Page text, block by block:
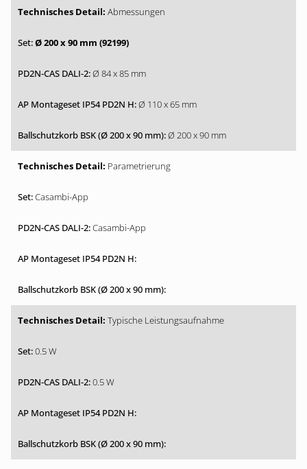
Abmessungen
Ø 200 x 90 mm (92199)
Ø 84 x 85 mm
Ø 110 x 65 mm
Ø 200 x 90 mm
Parametrierung
Casambi-App
Casambi-App
Typische Leistungsaufnahme
0.5 W
0.5 W